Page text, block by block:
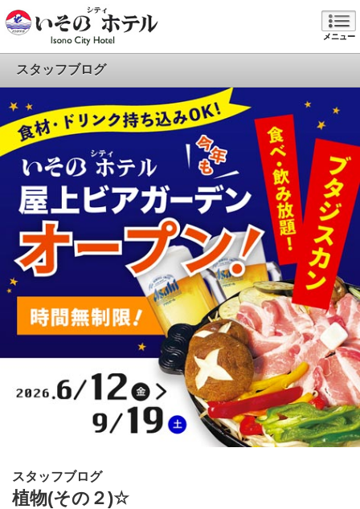
メニュー
スタッフブログ
スタッフブログ
植物(その２)☆